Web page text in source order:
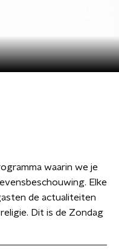
waarin we je
Elke
de actualiteiten
Dit is de Zondag